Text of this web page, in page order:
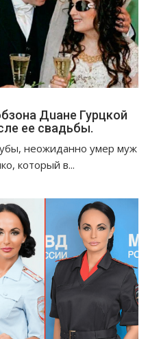
Дuане Гурцкой
ее свадьбы.
неожиданно умер муж
который в...